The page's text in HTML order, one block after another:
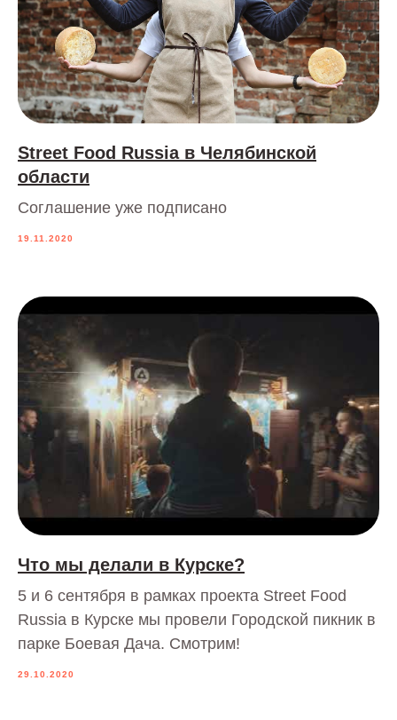
Street Food Russia в Челябинской
области
Соглашение уже подписано
19.11.2020
Что мы делали в Курске?
5 и 6 сентября в рамках проекта Street Food
Russia в Курске мы провели Городской пикник в
парке Боевая Дача. Смотрим!
29.10.2020